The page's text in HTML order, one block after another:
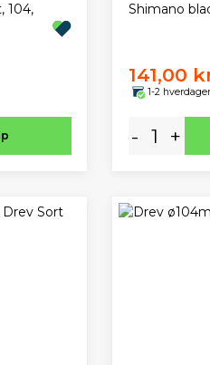
104,
Shimano
141,00
1-2 hverdager
- +